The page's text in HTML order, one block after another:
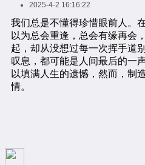
2025-4-2 16:16:22